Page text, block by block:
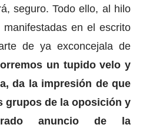
seguro. Todo ello, al hilo
en el escrito
de ya exconcejala de
un tupido velo y
da la impresión de que
grupos de la oposición y
anuncio de la